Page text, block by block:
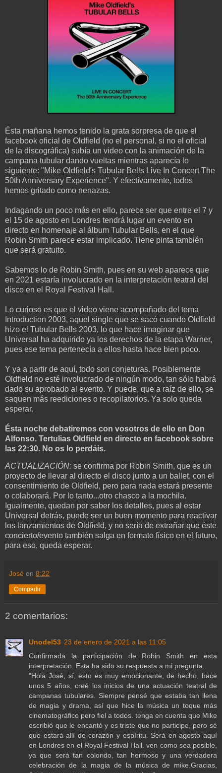
Ésta mañana hemos tenido la grata sorpresa de que el
facebook oficial de Oldfield (no el personal, si no el oficial
de la discográfica) subía un video con la animación de la
campana tubular dando vueltas mientras aparecía lo
siguiente: "Mike Oldfield's Tubular Bells Live In Concert The
50th Anniversary Experience". Y efectívamente, todos
hemos gritado como nenazas.
Indagando un poco más en ello, parece ser que entre el 7 y
el 15 de agosto en Londres tendrá lugar un evento en
directo en homenaje al álbum Tubular Bells, en el que
Robin Smith parece estar implicado. Tiene pinta también
que será gratuito.
Sabemos lo de Robin Smith, pues en su web aparece que
en 2021 estaría involucrado en la interpretación teatral del
disco en el Royal Festival Hall.
Lo curioso es que el video viene acompañado del tema
Introduction 2003, aquel single que se sacó cuando Oldfield
hizo el Tubular Bells 2003, lo que hace imaginar que
Universal ha adquirido ya los derechos de la etapa Warner,
pues ese tema pertenecía a ellos hasta hace bien poco.
Y ya a partir de aquí, todo son conjeturas. Posiblemente
Oldfield no esté involucrado de ningún modo, tan sólo habrá
dado su aprobado al evento. Y puede, que a raíz de ello, se
saquen más reediciones o recopilatorios. Ya solo queda
esperar.
Ésta noche debatiremos con vosotros de ello en Don
Alfonso. Tertulias Oldfield en directo en facebook sobre
las 22:30. No os lo perdáis.
ACTUALIZACIÓN: se confirma por Robin Smith, que es un
proyecto de llevar al directo el disco junto a un ballet, con el
consentimiento de Oldfield, pero para nada estará presente
o colaborará. Por lo tanto...otro chasco a la mochila.
Igualmente, quedan por saber los detalles, pues al estar
Universal detrás, puede ser un buen momento para reactivar
los lanzamientos de Oldfield, y no sería de extrañar que éste
concierto/evento también salga en formato físico en el futuro,
para eso, queda esperar.
José en 8:22
Compartir
2 comentarios:
Unodel53 23 de enero de 2021 a las 11:05
Confirmada la participación de Robin Smith en esta
interpretación. Esta ha sido su respuesta a mi pregunta.
"Hola José, sí, esto es muy emocionante, de hecho, hace
unos 5 años, creé los inicios de una actuación teatral de
campanas tubulares. Siempre pensé que estaba tan llena
de magia y drama, así que hice la música un toque más
cinematográfico pero fiel a todos. tenga en cuenta que Mike
escribió que le encantó y es triste que no participe, pero sé
que estará allí de corazón y espíritu. Será en agosto aquí
en Londres en el Royal Festival Hall. ven como sea posible,
ya que será tan colorido, tan hermoso y una verdadera
celebración de la magia de la música de mike.Gracias,